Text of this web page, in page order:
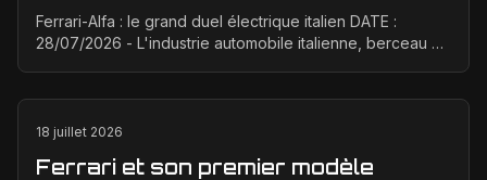
Ferrari-Alfa : le grand duel électrique italien DATE :
28/07/2026 - L'industrie automobile italienne, berceau de
18 juillet 2026
Ferrari et son premier modèle